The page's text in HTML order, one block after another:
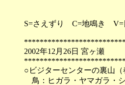
S=さえずり C=地鳴き V=
2002年12月26日 宮ヶ瀬
○ビジターセンターの裏山
鳥：ヒガラ・ヤマガラ・